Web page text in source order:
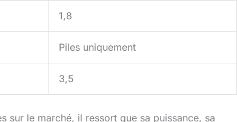
1,8
Piles uniquement
3,5
sur le marché, il ressort que sa puissance, sa